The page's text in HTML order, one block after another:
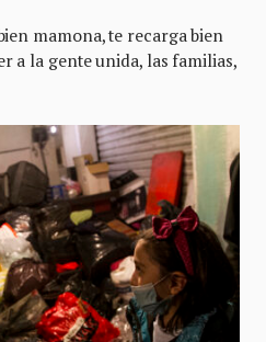
mamona, te recarga bien
a la gente unida, las familias,